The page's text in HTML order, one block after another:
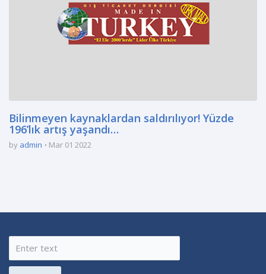
Bilinmeyen kaynaklardan saldırılıyor! Yüzde
196’lık artış yaşandı…
by admin Mar 01 2022